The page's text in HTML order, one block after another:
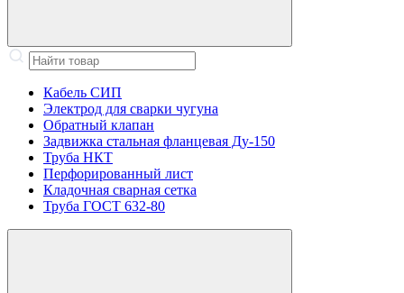
Кабель СИП
Электрод для сварки чугуна
Обратный клапан
Задвижка стальная фланцевая Ду-150
Труба НКТ
Перфорированный лист
Кладочная сварная сетка
Труба ГОСТ 632-80